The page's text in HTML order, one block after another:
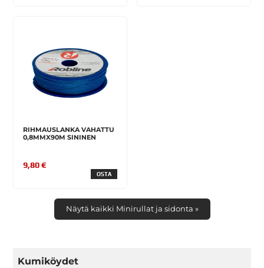
RIHMAUSLANKA VAHATTU
0,8MMX90M SININEN
9,80 €
OSTA
Näytä kaikki Minirullat ja sidonta »
Kumiköydet